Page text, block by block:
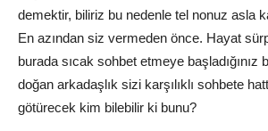
demektir, biliriz bu nedenle tel nonuz asla
En azından siz vermeden önce. Hayat
burada sıcak sohbet etmeye başladığınız
doğan arkadaşlık sizi karşılıklı sohbete
götürecek kim bilebilir ki bunu?